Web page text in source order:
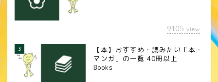
9105 view
3
【本】おすすめ・読みたい「本・
マンガ」の一覧 40冊以上
Books